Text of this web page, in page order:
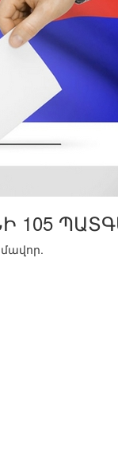
105